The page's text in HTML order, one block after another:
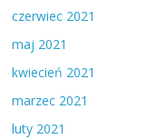
czerwiec 2021
maj 2021
kwiecień 2021
marzec 2021
luty 2021